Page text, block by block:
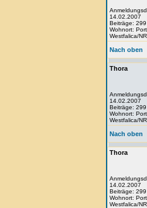
14.02.2007
Beiträge: 299
Wohnort:
Westfalica/
Nach oben
Thora
14.02.2007
Beiträge: 299
Wohnort:
Westfalica/
Nach oben
Thora
14.02.2007
Beiträge: 299
Wohnort:
Westfalica/